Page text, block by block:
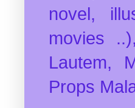
novel,
movies
Lautem,
Props